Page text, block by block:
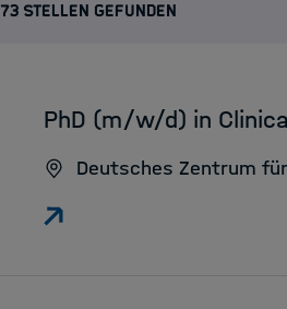
73 STELLEN GEFUNDEN
:PhD (m/w/d) in
Deutsches Zentrum